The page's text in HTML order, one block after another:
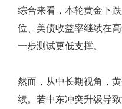
综合来看，本轮黄金下
位、美债收益率继续在
一步测试更低支撑。
然而，从中长期视角，
续。若中东冲突升级导